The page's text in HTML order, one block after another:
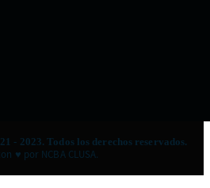
- 2023. Todos los derechos reservados.
♥ por NCBA CLUSA.